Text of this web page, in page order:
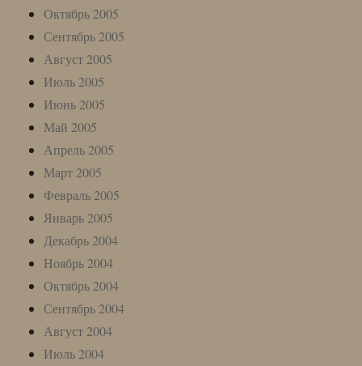
Октябрь 2005
Сентябрь 2005
Август 2005
Июль 2005
Июнь 2005
Май 2005
Апрель 2005
Март 2005
Февраль 2005
Январь 2005
Декабрь 2004
Ноябрь 2004
Октябрь 2004
Сентябрь 2004
Август 2004
Июль 2004